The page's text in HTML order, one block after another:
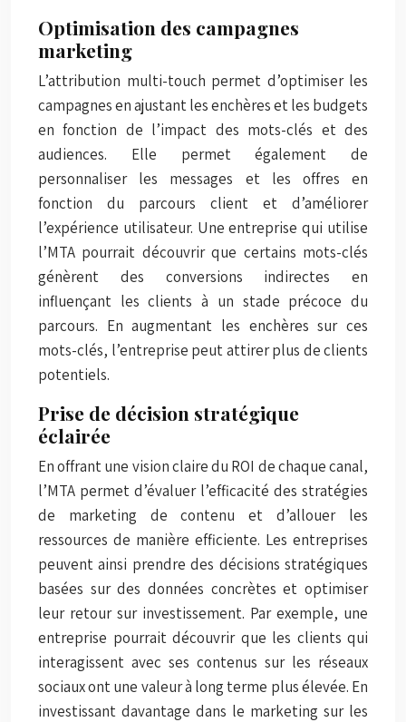
Optimisation des campagnes
marketing
L’attribution multi-touch permet d’optimiser les
campagnes en ajustant les enchères et les budgets
en fonction de l’impact des mots-clés et des
audiences. Elle permet également de
personnaliser les messages et les offres en
fonction du parcours client et d’améliorer
l’expérience utilisateur. Une entreprise qui utilise
l’MTA pourrait découvrir que certains mots-clés
génèrent des conversions indirectes en
influençant les clients à un stade précoce du
parcours. En augmentant les enchères sur ces
mots-clés, l’entreprise peut attirer plus de clients
potentiels.
Prise de décision stratégique
éclairée
En offrant une vision claire du ROI de chaque canal,
l’MTA permet d’évaluer l’efficacité des stratégies
de marketing de contenu et d’allouer les
ressources de manière efficiente. Les entreprises
peuvent ainsi prendre des décisions stratégiques
basées sur des données concrètes et optimiser
leur retour sur investissement. Par exemple, une
entreprise pourrait découvrir que les clients qui
interagissent avec ses contenus sur les réseaux
sociaux ont une valeur à long terme plus élevée. En
investissant davantage dans le marketing sur les